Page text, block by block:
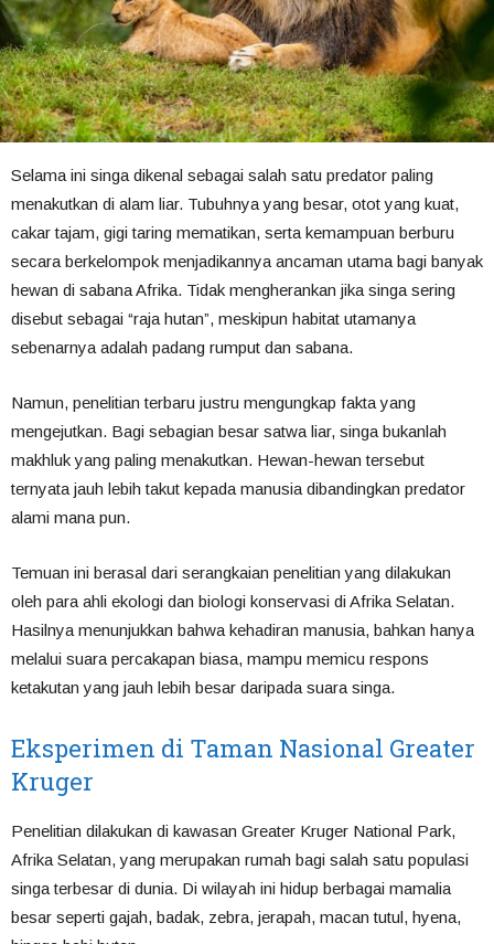
Selama ini singa dikenal sebagai salah satu predator paling
menakutkan di alam liar. Tubuhnya yang besar, otot yang kuat,
cakar tajam, gigi taring mematikan, serta kemampuan berburu
secara berkelompok menjadikannya ancaman utama bagi banyak
hewan di sabana Afrika. Tidak mengherankan jika singa sering
disebut sebagai “raja hutan”, meskipun habitat utamanya
sebenarnya adalah padang rumput dan sabana.
Namun, penelitian terbaru justru mengungkap fakta yang
mengejutkan. Bagi sebagian besar satwa liar, singa bukanlah
makhluk yang paling menakutkan. Hewan-hewan tersebut
ternyata jauh lebih takut kepada manusia dibandingkan predator
alami mana pun.
Temuan ini berasal dari serangkaian penelitian yang dilakukan
oleh para ahli ekologi dan biologi konservasi di Afrika Selatan.
Hasilnya menunjukkan bahwa kehadiran manusia, bahkan hanya
melalui suara percakapan biasa, mampu memicu respons
ketakutan yang jauh lebih besar daripada suara singa.
Eksperimen di Taman Nasional Greater
Kruger
Penelitian dilakukan di kawasan Greater Kruger National Park,
Afrika Selatan, yang merupakan rumah bagi salah satu populasi
singa terbesar di dunia. Di wilayah ini hidup berbagai mamalia
besar seperti gajah, badak, zebra, jerapah, macan tutul, hyena,